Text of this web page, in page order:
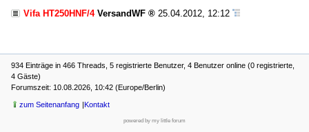
Vifa HT250HNF/4 VersandWF 25.04.2012, 12:12
934 Einträge in 466 Threads, 5 registrierte Benutzer, 4 Benutzer online (0 registrierte,
4 Gäste)
Forumszeit: 10.08.2026, 10:42 (Europe/Berlin)
zum Seitenanfang Kontakt
powered by my little forum